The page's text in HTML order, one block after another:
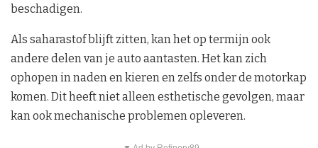
beschadigen.
Als saharastof blijft zitten, kan het op termijn ook
andere delen van je auto aantasten. Het kan zich
ophopen in naden en kieren en zelfs onder de motorkap
komen. Dit heeft niet alleen esthetische gevolgen, maar
kan ook mechanische problemen opleveren.